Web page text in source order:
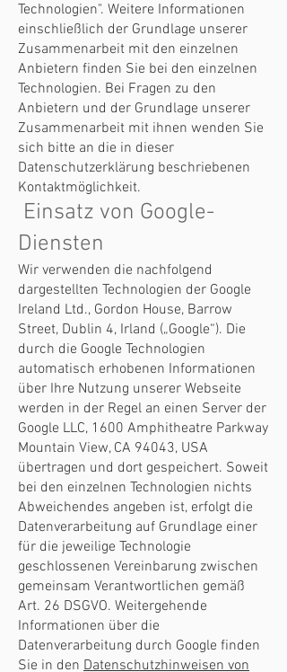
Technologien". Weitere Informationen
einschließlich der Grundlage unserer
Zusammenarbeit mit den einzelnen
Anbietern finden Sie bei den einzelnen
Technologien. Bei Fragen zu den
Anbietern und der Grundlage unserer
Zusammenarbeit mit ihnen wenden Sie
sich bitte an die in dieser
Datenschutzerklärung beschriebenen
Kontaktmöglichkeit.
Einsatz von Google-
Diensten
Wir verwenden die nachfolgend
dargestellten Technologien der Google
Ireland Ltd., Gordon House, Barrow
Street, Dublin 4, Irland („Google“). Die
durch die Google Technologien
automatisch erhobenen Informationen
über Ihre Nutzung unserer Webseite
werden in der Regel an einen Server der
Google LLC, 1600 Amphitheatre Parkway
Mountain View, CA 94043, USA
übertragen und dort gespeichert. Soweit
bei den einzelnen Technologien nichts
Abweichendes angeben ist, erfolgt die
Datenverarbeitung auf Grundlage einer
für die jeweilige Technologie
geschlossenen Vereinbarung zwischen
gemeinsam Verantwortlichen gemäß
Art. 26 DSGVO. Weitergehende
Informationen über die
Datenverarbeitung durch Google finden
Sie in den Datenschutzhinweisen von